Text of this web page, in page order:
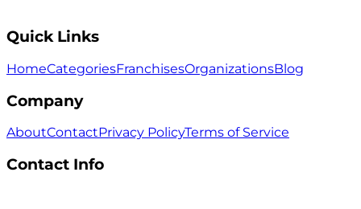
Quick Links
HomeCategoriesFranchisesOrganizationsBlog
Company
AboutContactPrivacy PolicyTerms of Service
Contact Info